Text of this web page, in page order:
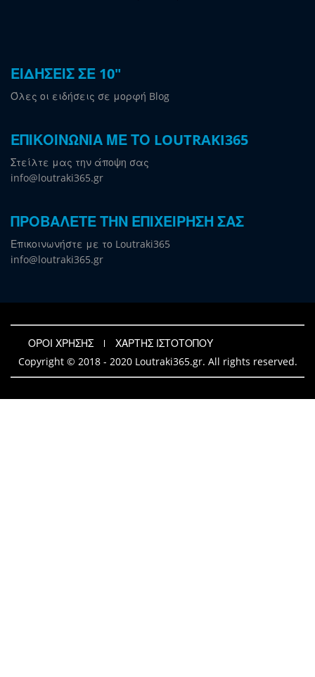
ΕΙΔΗΣΕΙΣ ΣΕ 10"
Όλες οι ειδήσεις σε μορφή Blog
ΕΠΙΚΟΙΝΩΝΙΑ ΜΕ ΤΟ LOUTRAKI365
Στείλτε μας την άποψη σας
info@loutraki365.gr
ΠΡΟΒΑΛΕΤΕ ΤΗΝ ΕΠΙΧΕΙΡΗΣΗ ΣΑΣ
Επικοινωνήστε με το Loutraki365
info@loutraki365.gr
ΟΡΟΙ ΧΡΗΣΗΣ
ΧΑΡΤΗΣ ΙΣΤΟΤΟΠΟΥ
Copyright © 2018 - 2020 Loutraki365.gr. All rights reserved.